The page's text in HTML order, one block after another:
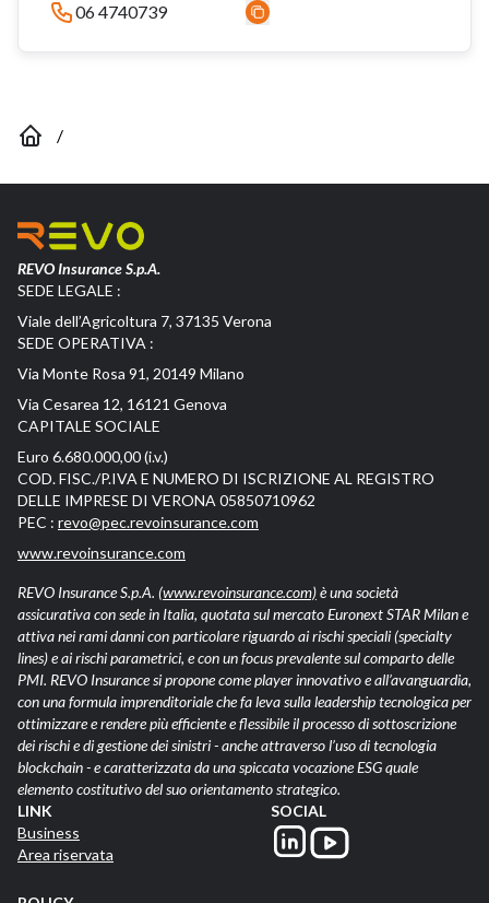
06 4740739
/
REVO Insurance S.p.A.
SEDE LEGALE :
Viale dell’Agricoltura 7, 37135 Verona
SEDE OPERATIVA :
Via Monte Rosa 91, 20149 Milano
Via Cesarea 12, 16121 Genova
CAPITALE SOCIALE
Euro 6.680.000,00 (i.v.)
COD. FISC./P.IVA E NUMERO DI ISCRIZIONE AL REGISTRO
DELLE IMPRESE DI VERONA 05850710962
PEC : revo@pec.revoinsurance.com
www.revoinsurance.com
REVO Insurance S.p.A. (www.revoinsurance.com)è una società
assicurativa con sede in Italia, quotata sul mercato Euronext STAR Milan e
attiva nei rami danni con particolare riguardo ai rischi speciali (specialty
lines) e ai rischi parametrici, e con un focus prevalente sul comparto delle
PMI. REVO Insurance si propone come player innovativo e all’avanguardia,
con una formula imprenditoriale che fa leva sulla leadership tecnologica per
ottimizzare e rendere più efficiente e flessibile il processo di sottoscrizione
dei rischi e di gestione dei sinistri - anche attraverso l’uso di tecnologia
blockchain - e caratterizzata da una spiccata vocazione ESG quale
elemento costitutivo del suo orientamento strategico.
LINK
Business
Area riservata
SOCIAL